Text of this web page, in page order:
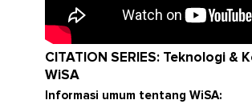
CITATION SERIES: Teknologi &
WiSA
Informasi umum tentang WiSA: